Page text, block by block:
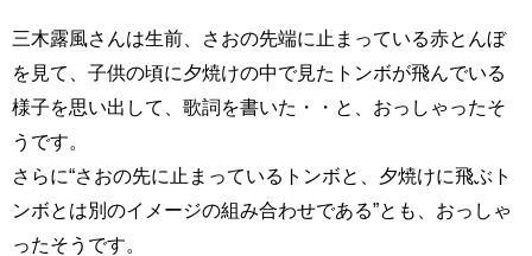
三木露風さんは生前、さおの先端に止まっている赤とんぼ
を見て、子供の頃に夕焼けの中で見たトンボが飛んでいる
様子を思い出して、歌詞を書いた・・と、おっしゃったそ
うです。
さらに“さおの先に止まっているトンボと、夕焼けに飛ぶト
ンボとは別のイメージの組み合わせである”とも、おっしゃ
ったそうです。